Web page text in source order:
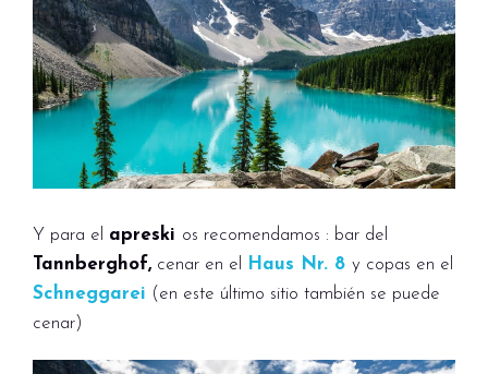
Y para el apreski os recomendamos : bar del
Tannberghof, cenar en el Haus Nr. 8 y copas en el
Schneggarei (en este último sitio también se puede
cenar)